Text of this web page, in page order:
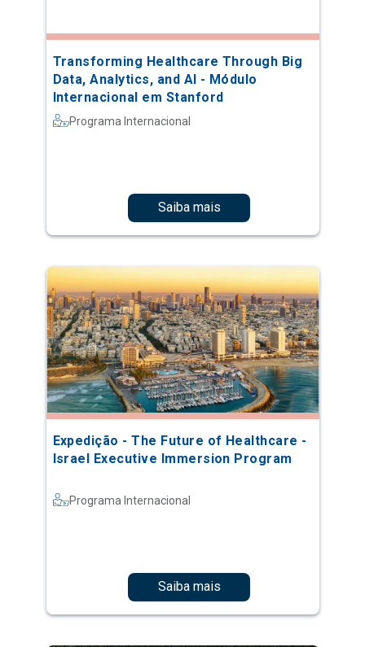
Transforming Healthcare Through Big
Data, Analytics, and AI - Módulo
Internacional em Stanford
Programa Internacional
Saiba mais
Expedição - The Future of Healthcare -
Israel Executive Immersion Program
Programa Internacional
Saiba mais